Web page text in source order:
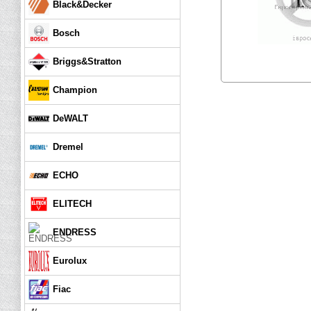
Black&Decker
Bosch
Briggs&Stratton
Champion
DeWALT
Dremel
ECHO
ELITECH
ENDRESS
Eurolux
Fiac